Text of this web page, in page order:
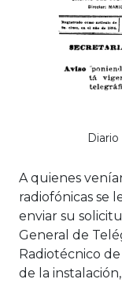
Diario
A quienes
radiofónicas se
enviar su
General de
Radiotécnico
de la